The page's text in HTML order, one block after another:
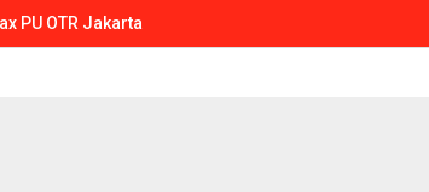
PU OTR Jakarta